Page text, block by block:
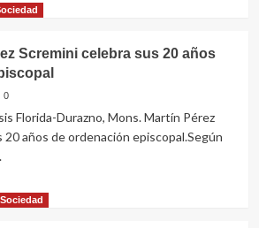
Scremini celebra sus 20 años
0
Florida-Durazno, Mons. Martín Pérez
20 años de ordenación episcopal.Según
Sociedad